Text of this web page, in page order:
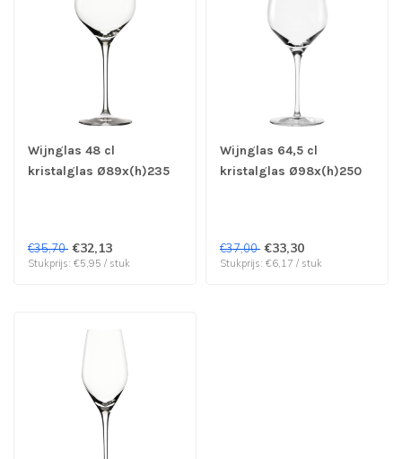
Wijnglas 48 cl
kristalglas Ø89x(h)235
€35,70 €32,13
Stukprijs: €5,95 / stuk
Wijnglas 64,5 cl
kristalglas Ø98x(h)250
€37,00 €33,30
Stukprijs: €6,17 / stuk